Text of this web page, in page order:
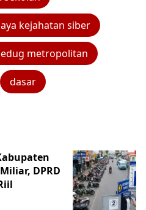
kejahatan siber
metropolitan
dasar
DPRD